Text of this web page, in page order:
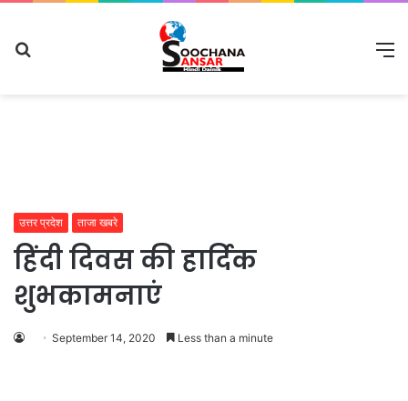
उत्तर प्रदेश ताजा खबरे
हिंदी दिवस की हार्दिक
शुभकामनाएं
September 14, 2020 Less than a minute